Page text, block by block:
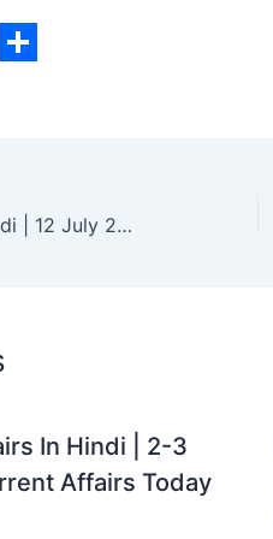
e
Daily Current Affairs In Hindi | 12 July 2024 Current Affairs Today 2024
In Hindi | 2-3
Affairs Today